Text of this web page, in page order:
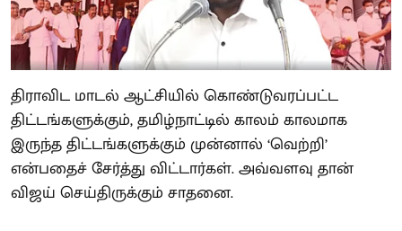
திராவிட மாடல் ஆட்சியில் கொண்டுவரப்பட்ட
திட்டங்களுக்கும், தமிழ்நாட்டில் காலம் காலமாக
இருந்த திட்டங்களுக்கும் முன்னால் ‘வெற்றி’
என்பதைச் சேர்த்து விட்டார்கள். அவ்வளவு தான்
விஜய் செய்திருக்கும் சாதனை.